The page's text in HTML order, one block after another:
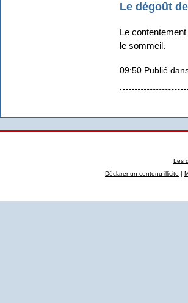
Le dégoût
Le
le sommeil.
09:50 Publié
Les
Déclarer un contenu illicite |